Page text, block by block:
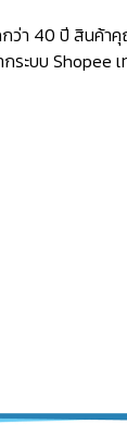
กว่า 40 ปี สินค้
ระบบ Shopee เ